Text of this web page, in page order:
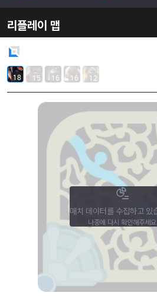
리플레이 맵
18 15 16 16 12
매치 데이터를 수집하고 있
나중에 다시 확인해주세요.